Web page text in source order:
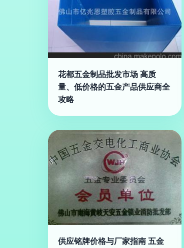
花都五金制品批发市场 高质
量、低价格的五金产品供应商全
攻略
供应铭牌价格与厂家指南 五金